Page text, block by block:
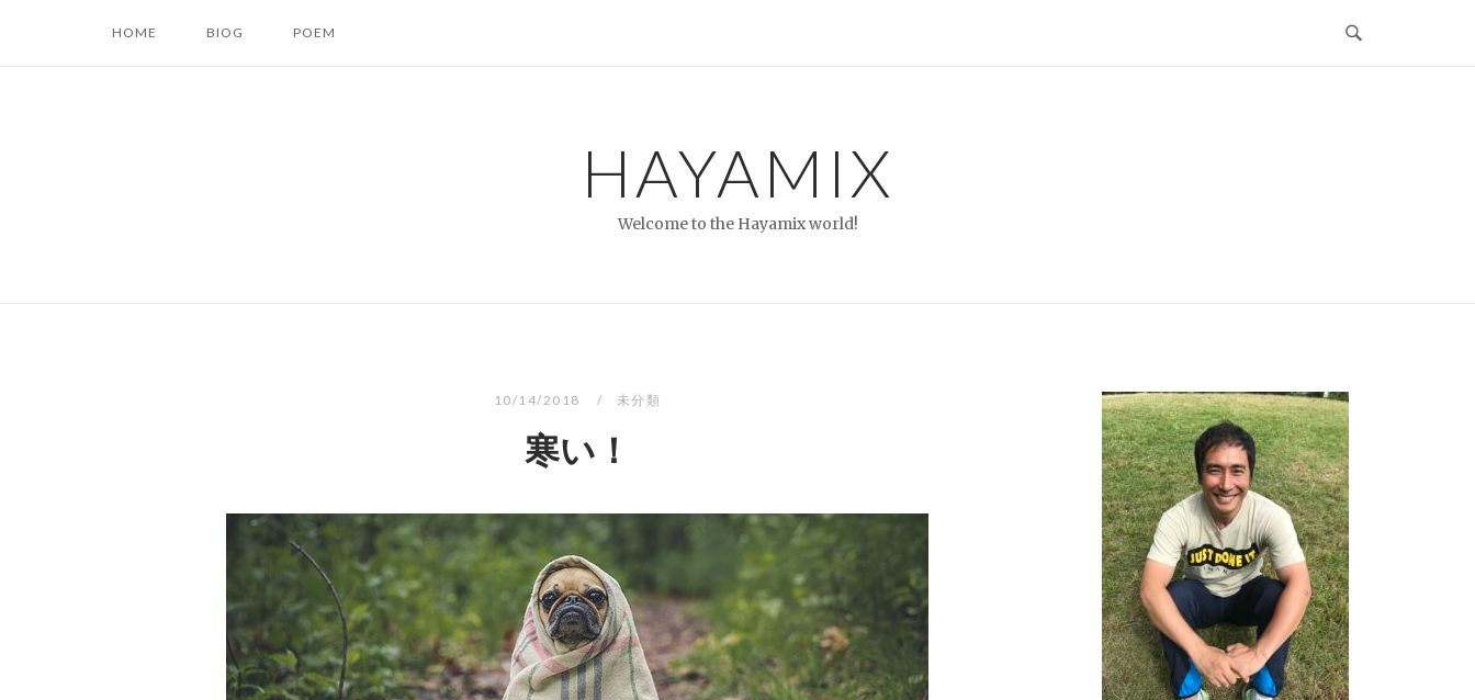
HOME BIOG POEM
HAYAMIX
Welcome to the Hayamix world!
10/14/2018 未分類
寒い！